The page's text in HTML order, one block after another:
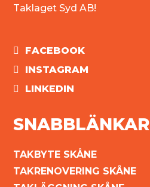
Taklaget Syd AB!
FACEBOOK
INSTAGRAM
LINKEDIN
SNABBLÄNKAR
TAKBYTE SKÅNE
TAKRENOVERING SKÅNE